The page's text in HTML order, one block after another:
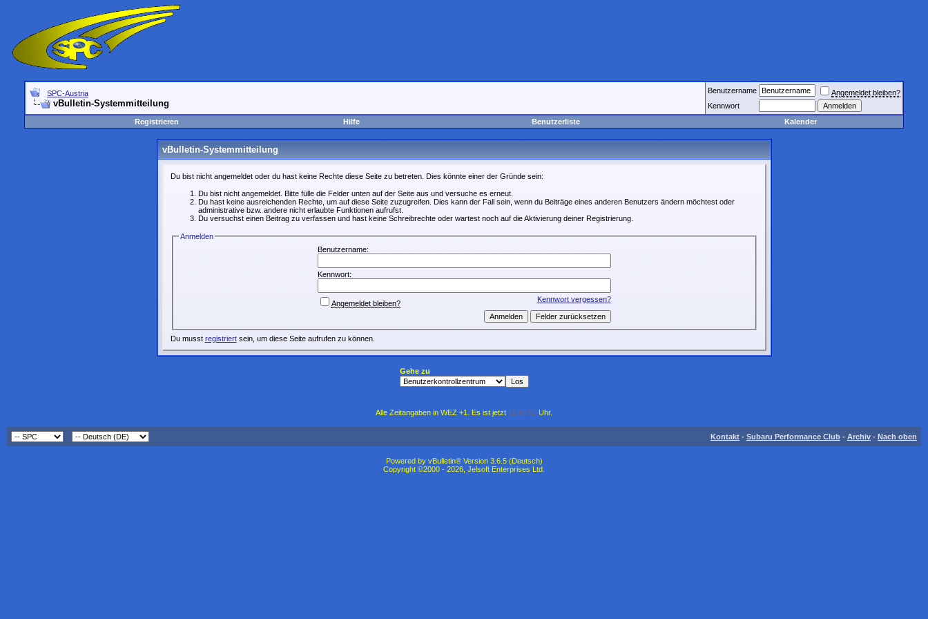
SPC-Austria
vBulletin-Systemmitteilung
Benutzername
Angemeldet bleiben?
Kennwort
Registrieren
Hilfe Benutzerliste Kalender
vBulletin-Systemmitteilung
Du bist nicht angemeldet oder du hast keine Rechte diese Seite zu betreten. Dies könnte einer der Gründe sein:
Du bist nicht angemeldet. Bitte fülle die Felder unten auf der Seite aus und versuche es erneut.
Du hast keine ausreichenden Rechte, um auf diese Seite zuzugreifen. Dies kann der Fall sein, wenn du Beiträge eines anderen Benutzers ändern möchtest oder
administrative bzw. andere nicht erlaubte Funktionen aufrufst.
Du versuchst einen Beitrag zu verfassen und hast keine Schreibrechte oder wartest noch auf die Aktivierung deiner Registrierung.
Anmelden
Benutzername:
Kennwort:
Kennwort vergessen?
Angemeldet bleiben?
Du musst registriertsein, um diese Seite aufrufen zu können.
Gehe zu
Alle Zeitangaben in WEZ +1. Es ist jetzt 11:40:52 Uhr.
Kontakt - Subaru Performance Club - Archiv - Nach oben
Powered by vBulletin® Version 3.6.5 (Deutsch)
Copyright ©2000 - 2026, Jelsoft Enterprises Ltd.